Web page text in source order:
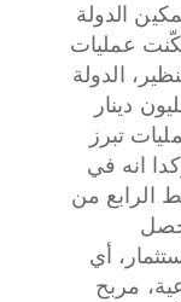
الدولة
عمليات
الدولة
خلاص ما قيمته 5ر874 مليون دينار
تبرز
انه في
الرابع من
أي
مربح